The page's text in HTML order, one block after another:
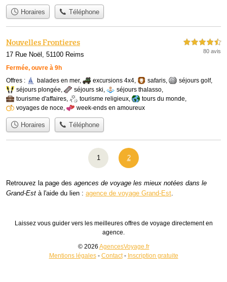
Horaires Téléphone
Nouvelles Frontieres
17 Rue Noël, 51100 Reims
Fermée, ouvre à 9h
4,5 étoiles sur 5
80 avis
Offres : balades en mer, excursions 4x4, safaris, séjours golf,
séjours plongée, séjours ski, séjours thalasso,
tourisme d'affaires, tourisme religieux, tours du monde,
voyages de noce, week-ends en amoureux
Horaires Téléphone
1 2
Retrouvez la page des agences de voyage les mieux notées dans le
Grand-Est à l'aide du lien : agence de voyage Grand-Est
Laissez vous guider vers les meilleures offres de voyage directement en
agence.
© 2026 AgencesVoyage.fr
Mentions légales- Contact- Inscription gratuite